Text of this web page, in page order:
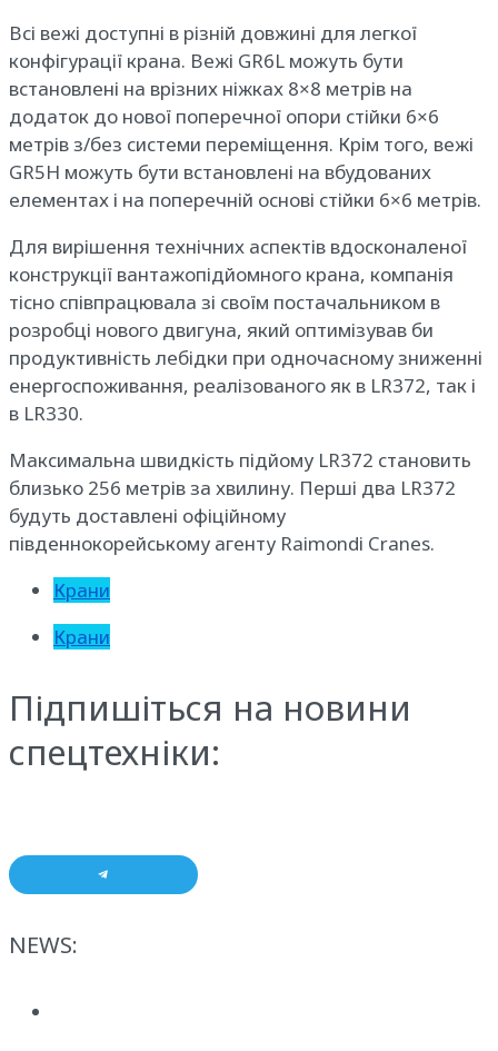
Всі вежі доступні в різній довжині для легкої
конфігурації крана. Вежі GR6L можуть бути
встановлені на врізних ніжках 8×8 метрів на
додаток до нової поперечної опори стійки 6×6
метрів з/без системи переміщення. Крім того, вежі
GR5H можуть бути встановлені на вбудованих
елементах і на поперечній основі стійки 6×6 метрів.
Для вирішення технічних аспектів вдосконаленої
конструкції вантажопідйомного крана, компанія
тісно співпрацювала зі своїм постачальником в
розробці нового двигуна, який оптимізував би
продуктивність лебідки при одночасному зниженні
енергоспоживання, реалізованого як в LR372, так і
в LR330.
Максимальна швидкість підйому LR372 становить
близько 256 метрів за хвилину. Перші два LR372
будуть доставлені офіційному
південнокорейському агенту Raimondi Cranes.
Крани
Крани
Підпишіться на новини
спецтехніки:
NEWS: